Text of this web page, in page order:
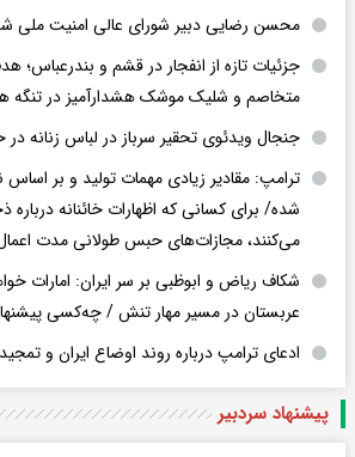
محسن رضایی دبیر شورای عالی امنیت ملی
جزئیات تازه از انفجار در قشم و بندرعباس؛
متخاصم و شلیک موشک هشدارآمیز در تنگه
جنجال ویدئوی تحقیر سرباز در لباس زنانه
ترامپ: مقادیر زیادی مهمات تولید و بر اساس
شده/ برای کسانی که اظهارات خائنانه درباره
می‌کنند، مجازات‌های حبس طولانی مدت
شکاف ریاض و ابوظبی بر سر ایران: امارات
عربستان در مسیر مهار تنش / چه‌کسی
ادعای ترامپ درباره روند اوضاع ایران و
پیشنهاد سردبیر